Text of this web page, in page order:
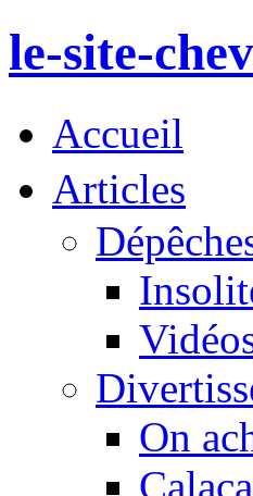
le-site-
Accueil
Articles
On